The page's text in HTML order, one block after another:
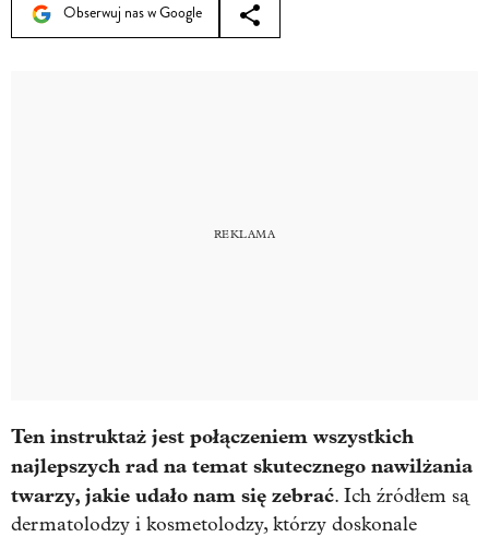
Obserwuj nas w Google
Ten instruktaż jest połączeniem wszystkich
najlepszych rad na temat skutecznego nawilżania
twarzy, jakie udało nam się zebrać. Ich źródłem są
dermatolodzy i kosmetolodzy, którzy doskonale